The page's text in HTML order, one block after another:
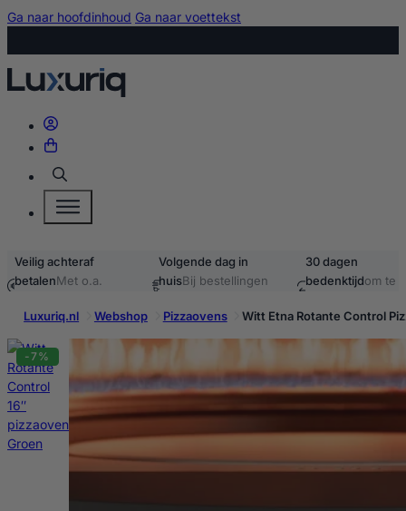
Ga naar hoofdinhoud Ga naar voettekst
Zoeken
Veilig achteraf
betalenMet o.a.
Volgende dag in
huisBij bestellingen
30 dagen
bedenktijdom te
Luxuriq.nl
Webshop Pizzaovens Witt Etna Rotante Control
-7%